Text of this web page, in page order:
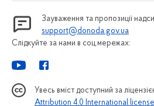
Зауваження та пропозиції
support@donoda.gov.ua
Слідкуйте за нами в соц.мережах:
Увесь вміст доступний за
Attribution 4.0 International license